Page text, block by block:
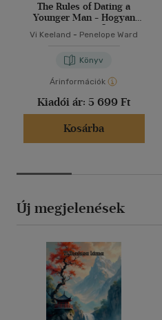
The Rules of Dating a
Younger Man - Hogyan
randizzunk egy fiatalabb
pasival?
Vi Keeland - Penelope Ward
Könyv
Árinformációk
Kiadói ár: 5 699 Ft
Kosárba
Új megjelenések